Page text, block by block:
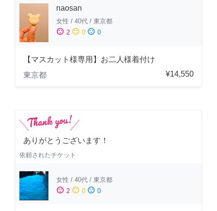
naosan
女性 / 40代 / 東京都
sentiment_satisfied 2 sentiment_neutral 0 sentiment_dissatisfied 0
【マスカット様専用】お二人様着付け
東京都
¥14,550
ありがとうございます！
依頼されたチケット
女性 / 40代 / 東京都
sentiment_satisfied 2 sentiment_neutral 0 sentiment_dissatisfied 0